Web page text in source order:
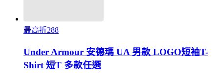
最高折288
Under Armour 安德瑪 UA 男款 LOGO短袖T-
Shirt 短T 多款任選